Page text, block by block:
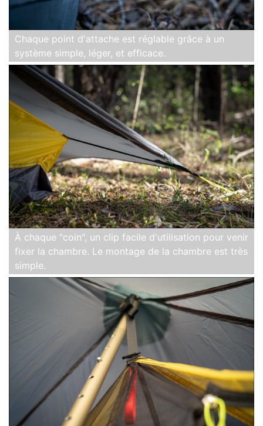
Chaque point d'attache est réglable grâce à un
système simple, léger, et efficace.
À chaque "coin", un clip facile d'utilisation pour venir
fixer la chambre. Le montage de la chambre est très
simple.